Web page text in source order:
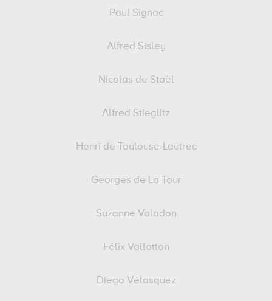
Paul Signac
Alfred Sisley
Nicolas de Staël
Alfred Stieglitz
Henri de Toulouse-Lautrec
Georges de La Tour
Suzanne Valadon
Félix Vallotton
Diego Vélasquez